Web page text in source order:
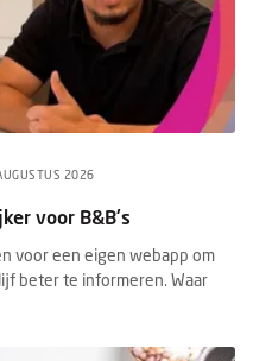
2026
voor B&B's
voor een eigen webapp om
beter te informeren. Waar